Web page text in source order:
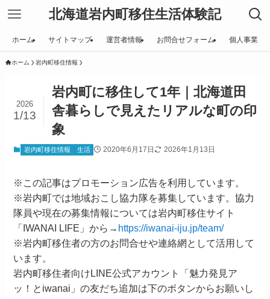
北海道岩内町移住生活体験記
ホーム サイトマップ 運営者情報 お問合せフォーム 個人事業
ホーム 岩内町移住情報
岩内町に移住して1年｜北海道田
舎暮らしで見えたリアルな町の印
象
2026
1/13
岩内町移住情報 生活 2020年6月17日 2026年1月13日
※この記事はプロモーション広告を利用しています。
※岩内町では地域おこし協力隊を募集しています。協力
隊員や現在の募集情報については岩内町移住サイト
「IWANAI LIFE」から→ https://iwanai-iju.jp/team/
※岩内町移住者の方のお問合せや連絡網として活用して
います。
岩内町移住者向けLINE公式アカウント「魅力発見ア
ッ！とiwanai」の友だち追加は下のボタンからお願いし